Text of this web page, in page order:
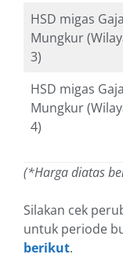
HSD migas
Mungkur
3)
HSD migas
Mungkur
4)
(*Harga diatas
Silakan cek
untuk periode
berikut.